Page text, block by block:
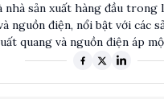
nhà sản xuất hàng đầu
nguồn điện, nổi bật với các
quang và nguồn điện áp
cao và thiết kế tiên tiến,